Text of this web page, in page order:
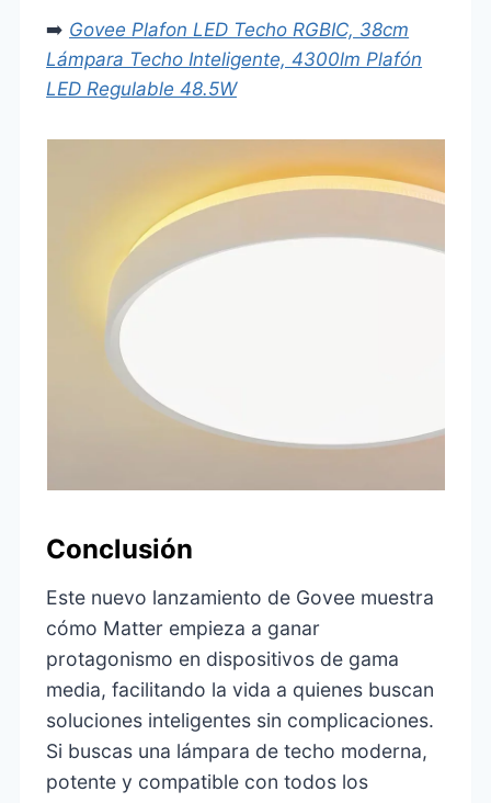
➡️ Govee Plafon LED Techo RGBIC, 38cm
Lámpara Techo Inteligente, 4300lm Plafón
LED Regulable 48.5W
Conclusión
Este nuevo lanzamiento de Govee muestra
cómo Matter empieza a ganar
protagonismo en dispositivos de gama
media, facilitando la vida a quienes buscan
soluciones inteligentes sin complicaciones.
Si buscas una lámpara de techo moderna,
potente y compatible con todos los